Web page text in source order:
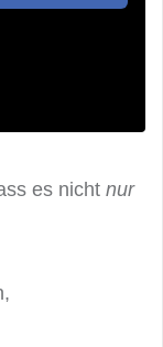
es nicht nur